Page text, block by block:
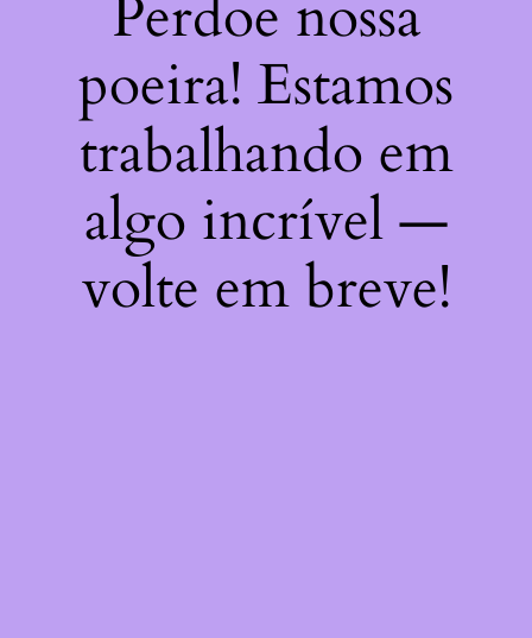
Perdoe nossa
poeira! Estamos
trabalhando em
algo incrível —
volte em breve!